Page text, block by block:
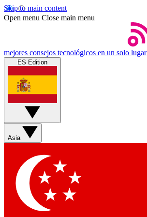
Skip to main content
Open menu Close main menu
mejores consejos tecnológicos en un solo lugar
ES Edition
Asia